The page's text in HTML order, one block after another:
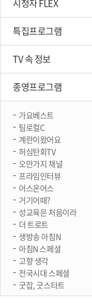
시청자 FLEX
특집프로그램
TV 속 정보
종영프로그램
가요베스트
팀로컬C
계란이왔어요
허심탄회TV
오만가지 채널
프라임인터뷰
어스온어스
거기어때?
성교육은 처음이라
더 트로트
생방송 아침N
아침N 스페셜
고향 생각
전국시대 스페셜
굿잡, 굿스타트